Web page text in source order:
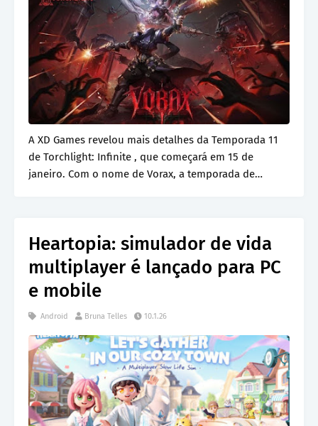
A XD Games revelou mais detalhes da Temporada 11
de Torchlight: Infinite , que começará em 15 de
janeiro. Com o nome de Vorax, a temporada de
Heartopia: simulador de vida
multiplayer é lançado para PC
e mobile
Android Bruna Telles 10.1.26